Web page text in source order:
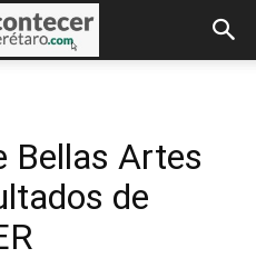
Bellas Artes
de